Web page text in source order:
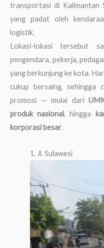
transportasi di Kalimantan
yang padat oleh
logistik.
Lokasi-lokasi tersebut
pengendara, pekerja,
yang berkunjung ke kota.
cukup bersaing, sehingga
promosi — mulai dari
produk nasional, hingga
korporasi besar.
1. Jl. Sulawesi